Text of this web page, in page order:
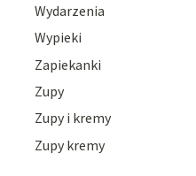
Wydarzenia
Wypieki
Zapiekanki
Zupy
Zupy i kremy
Zupy kremy